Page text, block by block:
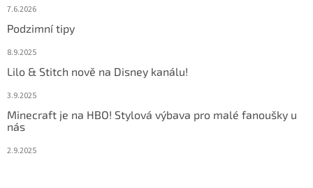
7.6.2026
Podzimní tipy
8.9.2025
Lilo & Stitch nově na Disney kanálu!
3.9.2025
Minecraft je na HBO! Stylová výbava pro malé fanoušky u
nás
2.9.2025